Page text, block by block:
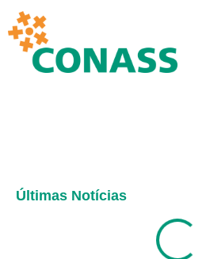
Últimas Notícias